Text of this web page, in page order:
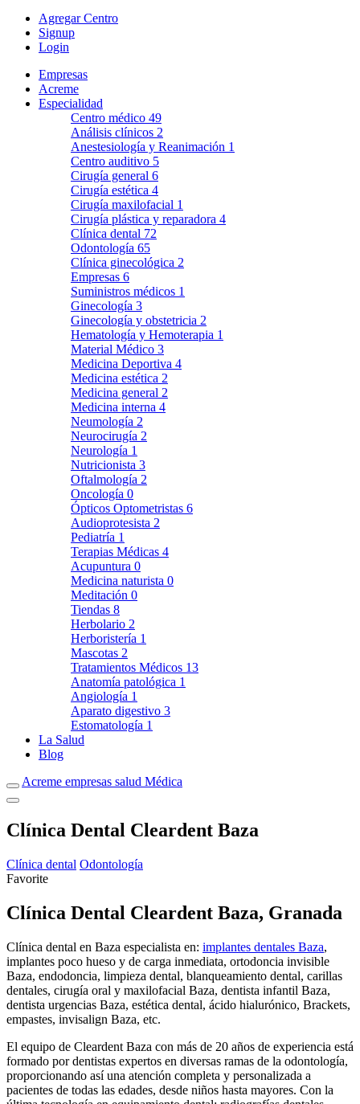
Agregar Centro
Signup
Login
Empresas
Acreme
Especialidad
Centro médico 49
Análisis clínicos 2
Anestesiología y Reanimación 1
Centro auditivo 5
Cirugía general 6
Cirugía estética 4
Cirugía maxilofacial 1
Cirugía plástica y reparadora 4
Clínica dental 72
Odontología 65
Clínica ginecológica 2
Empresas 6
Suministros médicos 1
Ginecología 3
Ginecología y obstetricia 2
Hematología y Hemoterapia 1
Material Médico 3
Medicina Deportiva 4
Medicina estética 2
Medicina general 2
Medicina interna 4
Neumología 2
Neurocirugía 2
Neurología 1
Nutricionista 3
Oftalmología 2
Oncología 0
Ópticos Optometristas 6
Audioprotesista 2
Pediatría 1
Terapias Médicas 4
Acupuntura 0
Medicina naturista 0
Meditación 0
Tiendas 8
Herbolario 2
Herboristería 1
Mascotas 2
Tratamientos Médicos 13
Anatomía patológica 1
Angiología 1
Aparato digestivo 3
Estomatología 1
La Salud
Blog
Acreme empresas salud Médica
Clínica Dental Cleardent Baza
Clínica dental Odontología
Favorite
Clínica Dental Cleardent Baza, Granada
Clínica dental en Baza especialista en: implantes dentales Baza,
implantes poco hueso y de carga inmediata, ortodoncia invisible
Baza, endodoncia, limpieza dental, blanqueamiento dental, carillas
dentales, cirugía oral y maxilofacial Baza, dentista infantil Baza,
dentista urgencias Baza, estética dental, ácido hialurónico, Brackets,
empastes, invisalign Baza, etc.
El equipo de Cleardent Baza con más de 20 años de experiencia está
formado por dentistas expertos en diversas ramas de la odontología,
proporcionando así una atención completa y personalizada a
pacientes de todas las edades, desde niños hasta mayores. Con la